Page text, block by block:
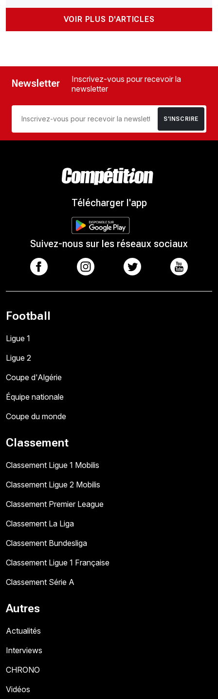
VOIR PLUS D'ARTICLES
Newsletter
Inscrivez-vous pour recevoir la
newsletter
S’INSCRIRE
Télécharger l'app
Suivez-nous sur les réseaux sociaux
Football
Ligue 1
Ligue 2
Coupe d'Algérie
Équipe nationale
Coupe du monde
Classement
Classement Ligue 1 Mobilis
Classement Ligue 2 Mobilis
Classement Premier League
Classement La Liga
Classement Bundesliga
Classement Ligue 1 Française
Classement Série A
Autres
Actualités
Interviews
CHRONO
Vidéos